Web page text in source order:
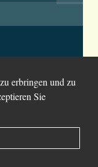
byD. F. Plett
Inc.
erbringen und zu
Sie